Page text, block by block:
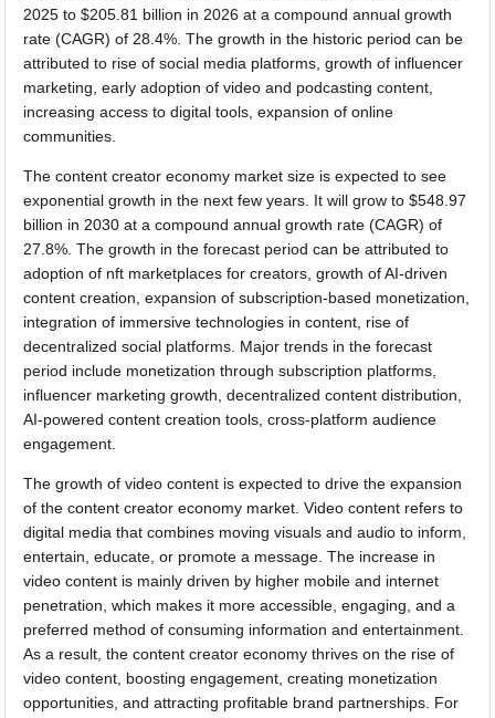
2025 to $205.81 billion in 2026 at a compound annual growth
rate (CAGR) of 28.4%. The growth in the historic period can be
attributed to rise of social media platforms, growth of influencer
marketing, early adoption of video and podcasting content,
increasing access to digital tools, expansion of online
communities.
The content creator economy market size is expected to see
exponential growth in the next few years. It will grow to $548.97
billion in 2030 at a compound annual growth rate (CAGR) of
27.8%. The growth in the forecast period can be attributed to
adoption of nft marketplaces for creators, growth of AI-driven
content creation, expansion of subscription-based monetization,
integration of immersive technologies in content, rise of
decentralized social platforms. Major trends in the forecast
period include monetization through subscription platforms,
influencer marketing growth, decentralized content distribution,
AI-powered content creation tools, cross-platform audience
engagement.
The growth of video content is expected to drive the expansion
of the content creator economy market. Video content refers to
digital media that combines moving visuals and audio to inform,
entertain, educate, or promote a message. The increase in
video content is mainly driven by higher mobile and internet
penetration, which makes it more accessible, engaging, and a
preferred method of consuming information and entertainment.
As a result, the content creator economy thrives on the rise of
video content, boosting engagement, creating monetization
opportunities, and attracting profitable brand partnerships. For